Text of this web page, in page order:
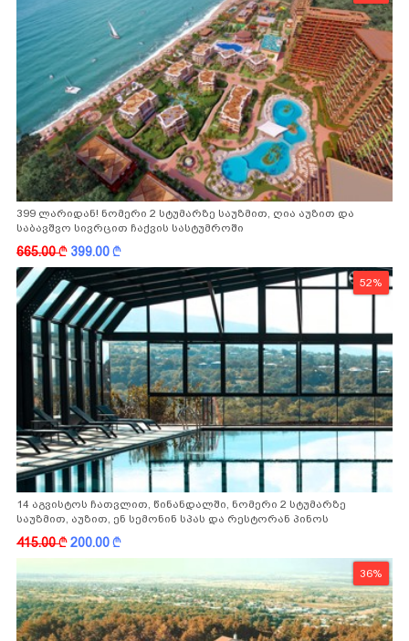
399 ლარიდან! ნომერი 2 სტუმარზე საუზმით, ღია აუზით და
საბავშვო სივრცით ჩაქვის სასტუმროში
665.00k 399.00k
52%
14 აგვისტოს ჩათვლით, წინანდალში, ნომერი 2 სტუმარზე
საუზმით, აუზით, ენ სემონინ სპას და რესტორან პინოს
ფასდაკლებით
415.00k200.00k
36%